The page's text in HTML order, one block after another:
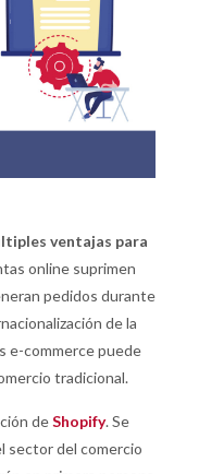
ventajas para
online suprimen
pedidos durante
de la
e-commerce puede
tradicional.
deShopify. Se
sector del comercio